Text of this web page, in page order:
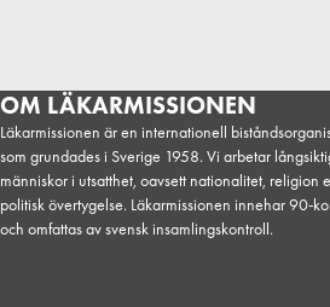
OM LÄKARMISSIONEN
Läkarmissionen är en internationell
som grundades i Sverige 1958. Vi arbetar
människor i utsatthet, oavsett nationalitet, religion
politisk övertygelse. Läkarmissionen innehar 90-
och omfattas av svensk insamlingskontroll.